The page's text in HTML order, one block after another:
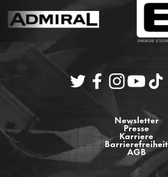
Newsletter
Presse
Karriere
Barrierefreiheit
AGB